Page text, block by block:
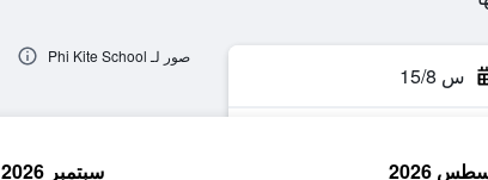
س 15/8
صور لـ Phi Kite School
2026 سبتمبر 2026